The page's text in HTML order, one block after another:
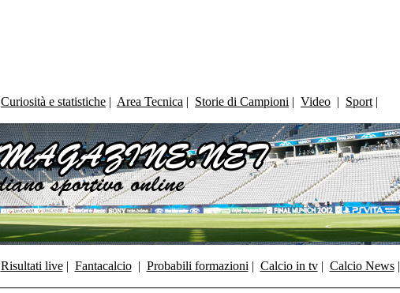
Curiosità e statistiche | Area Tecnica | Storie di Campioni | Video | Sport |
Risultati live| Fantacalcio| Probabili formazioni | Calcio in tv| Calcio News|